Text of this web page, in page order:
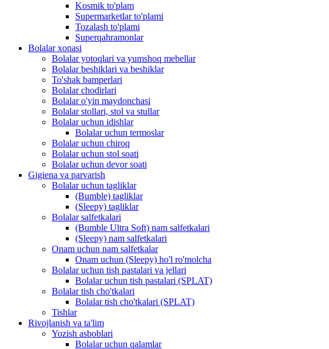
Kosmik to'plam
Supermarketlar to'plami
Tozalash to'plami
Superqahramonlar
Bolalar xonasi
Bolalar yotoqlari va yumshoq mebellar
Bolalar beshiklari va beshiklar
To'shak bamperlari
Bolalar chodirlari
Bolalar o'yin maydonchasi
Bolalar stollari, stol va stullar
Bolalar uchun idishlar
Bolalar uchun termoslar
Bolalar uchun chiroq
Bolalar uchun stol soati
Bolalar uchun devor soati
Gigiena va parvarish
Bolalar uchun tagliklar
(Bumble) tagliklar
(Sleepy) tagliklar
Bolalar salfetkalari
(Bumble Ultra Soft) nam salfetkalari
(Sleepy) nam salfetkalari
Onam uchun nam salfetkalar
Onam uchun (Sleepy) ho'l ro'molcha
Bolalar uchun tish pastalari va jellari
Bolalar uchun tish pastalari (SPLAT)
Bolalar tish cho'tkalari
Bolalar tish cho'tkalari (SPLAT)
Tishlar
Rivojlanish va ta'lim
Yozish asboblari
Bolalar uchun qalamlar